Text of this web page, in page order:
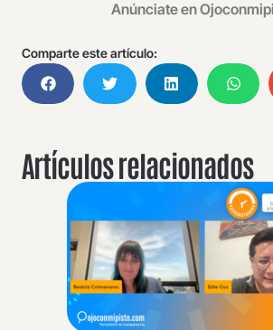
Anúnciate en
Comparte este artículo:
Artículos relacionados